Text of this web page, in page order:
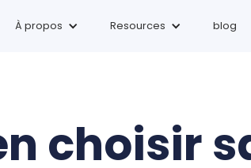
À propos Resources blog
choisir